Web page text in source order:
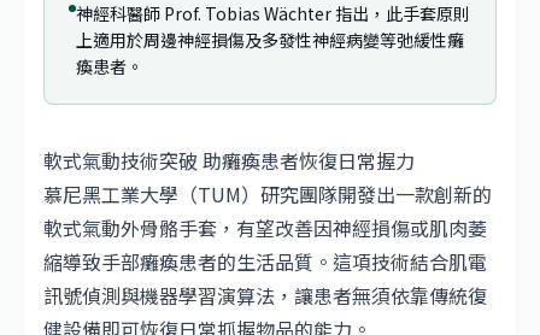
神經科醫師 Prof. Tobias Wächter 指出，此手套原則
上適用於周邊神經損傷及多發性神經病變等弛緩性癱
瘓患者。
軟式氣動技術突破 助癱瘓患者恢復日常握力
慕尼黑工業大學（TUM）研究團隊開發出一款創新的
軟式氣動外骨骼手套，有望改善因神經損傷或肌肉萎
縮導致手部癱瘓患者的生活品質。這項技術結合肌電
訊號偵測與機器學習演算法，讓患者無須依靠傳統復
健設備即可恢復日常抓握物品的能力。